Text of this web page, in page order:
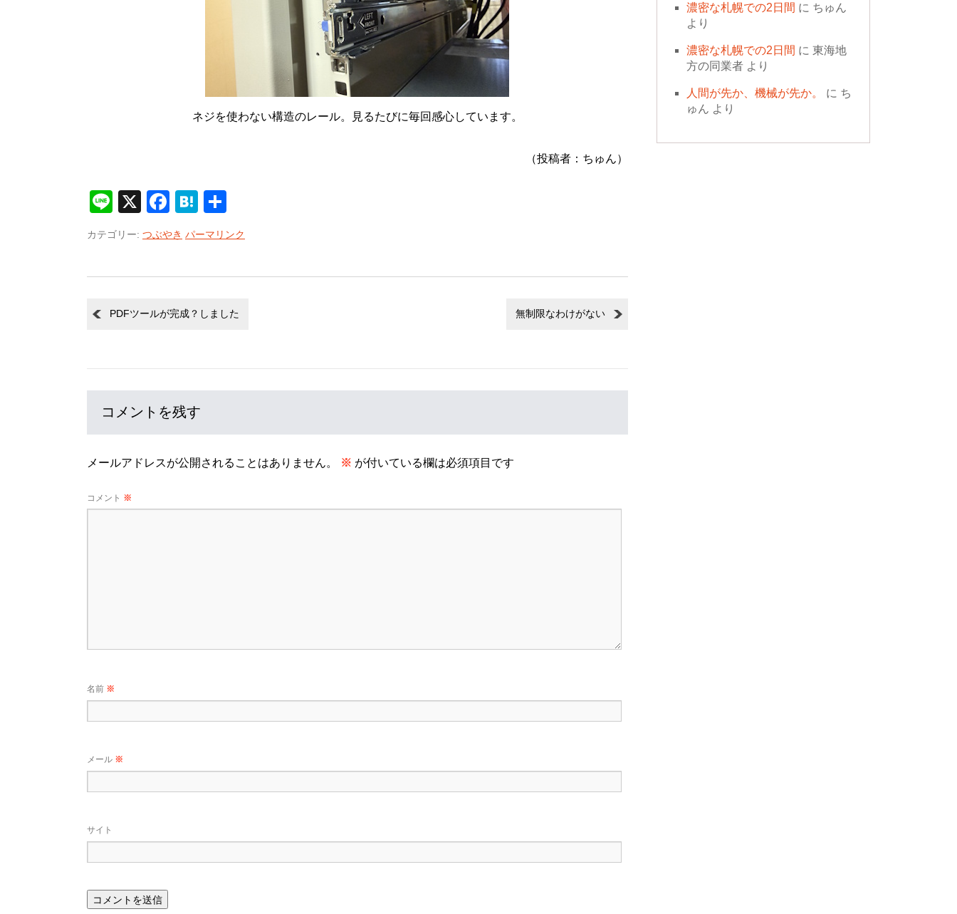
ネジを使わない構造のレール。見るたびに毎回感心しています。
（投稿者：ちゅん）
Line
X Facebook
Hatena
有
カテゴリー: つぶやき パーマリンク
PDFツールが完成？しました 無制限なわけがない
コメントを残す
メールアドレスが公開されることはありません。 ※ が付いている欄は必須項目です
コメント ※
名前 ※
メール ※
サイト
濃密な札幌での2日間 に ちゅん
より
濃密な札幌での2日間 に 東海地
方の同業者より
人間が先か、機械が先か。 に ち
ゅん より